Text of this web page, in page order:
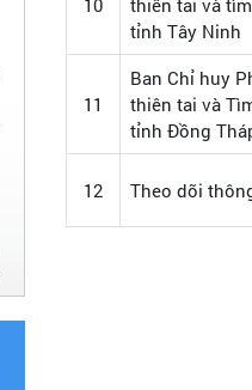
10
thiên tai và
tỉnh Tây Ninh
11
Ban Chỉ huy
thiên tai và
tỉnh Đồng
12 Theo dõi